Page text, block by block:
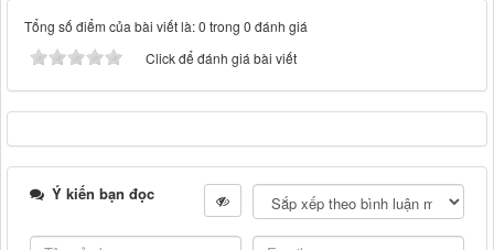
Tổng số điểm của bài viết là: 0 trong 0 đánh giá
Click để đánh giá bài viết
Ý kiến bạn đọc